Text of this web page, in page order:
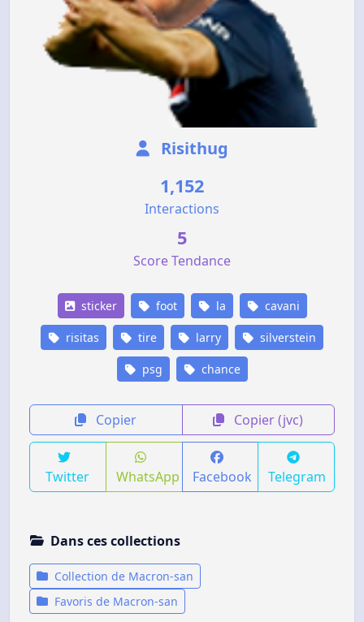
Risithug
1,152
Interactions
5
Score Tendance
sticker foot la cavani
risitas tire larry silverstein
psg chance
Copier Copier (jvc)
Twitter WhatsApp Facebook Telegram
Dans ces collections
Collection de Macron-san
Favoris de Macron-san